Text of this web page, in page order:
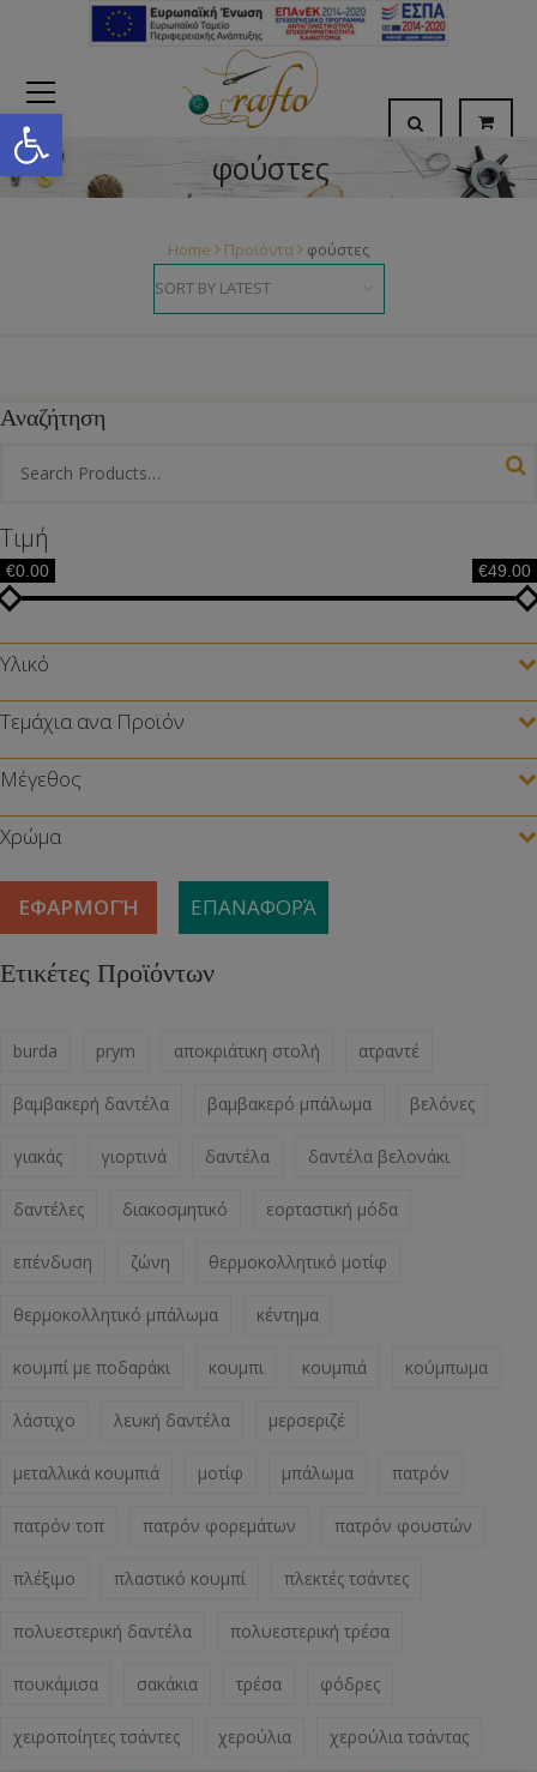
Open toolbar
φούστες
Home Προϊόντα φούστες
Αναζήτηση
Τιμή
€0.00 €49.00
Υλικό
Τεμάχια ανα Προϊόν
Μέγεθος
Χρώμα
ΕΦΑΡΜΟΓΉ ΕΠΑΝΑΦΟΡΆ
Ετικέτες Προϊόντων
burda prym αποκριάτικη στολή ατραντέ
βαμβακερή δαντέλα βαμβακερό μπάλωμα βελόνες
γιακάς γιορτινά δαντέλα δαντέλα βελονάκι
δαντέλες διακοσμητικό εορταστική μόδα
επένδυση ζώνη θερμοκολλητικό μοτίφ
θερμοκολλητικό μπάλωμα κέντημα
κουμπί με ποδαράκι κουμπι κουμπιά κούμπωμα
λάστιχο λευκή δαντέλα μερσεριζέ
μεταλλικά κουμπιά μοτίφ μπάλωμα πατρόν
πατρόν τοπ πατρόν φορεμάτων πατρόν φουστών
πλέξιμο πλαστικό κουμπί πλεκτές τσάντες
πολυεστερική δαντέλα πολυεστερική τρέσα
πουκάμισα σακάκια τρέσα φόδρες
χειροποίητες τσάντες χερούλια χερούλια τσάντας